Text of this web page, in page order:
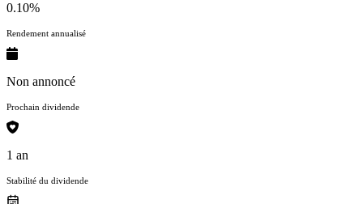
0.10%
Rendement annualisé
Non annoncé
Prochain dividende
1 an
Stabilité du dividende